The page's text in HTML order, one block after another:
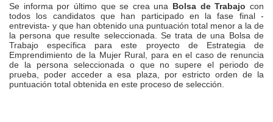
Se informa por último que se crea una Bolsa de Trabajo con
todos los candidatos que han participado en la fase final -
entrevista- y que han obtenido una puntuación total menor a la de
la persona que resulte seleccionada. Se trata de una Bolsa de
Trabajo específica para este proyecto de Estrategia de
Emprendimiento de la Mujer Rural, para en el caso de renuncia
de la persona seleccionada o que no supere el periodo de
prueba, poder acceder a esa plaza, por estricto orden de la
puntuación total obtenida en este proceso de selección.